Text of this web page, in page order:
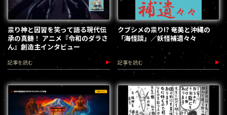
祟り神と因習を笑って語る現代伝
承の真髄！ アニメ『令和のダラさ
ん』創造主インタビュー
記事を読む
クブシメの祟り!? 奄美と沖縄の
「海怪談」／妖怪補遺々々
記事を読む